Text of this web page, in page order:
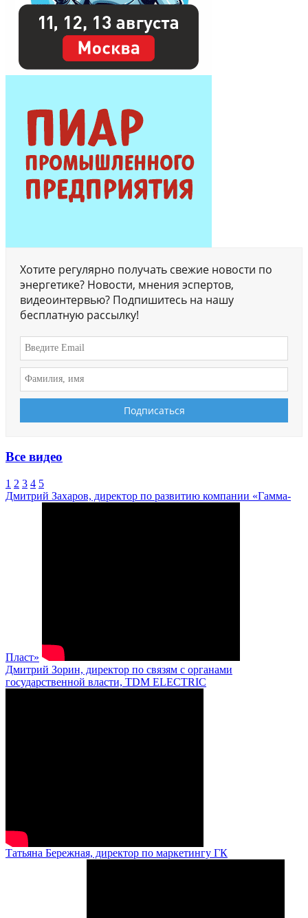
Хотите регулярно получать свежие новости по
энергетике? Новости, мнения эспертов,
видеоинтервью? Подпишитесь на нашу
бесплатную рассылку!
Все видео
1 2 3 4 5
Дмитрий Захаров, директор по развитию компании «Гамма-
Пласт»
Дмитрий Зорин, директор по связям с органами
государственной власти, TDM ELECTRIC
Татьяна Бережная, директор по маркетингу ГК